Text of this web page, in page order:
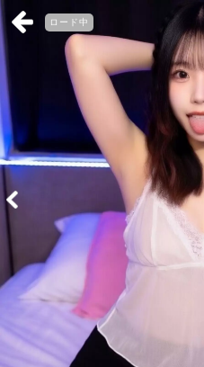
ロード中